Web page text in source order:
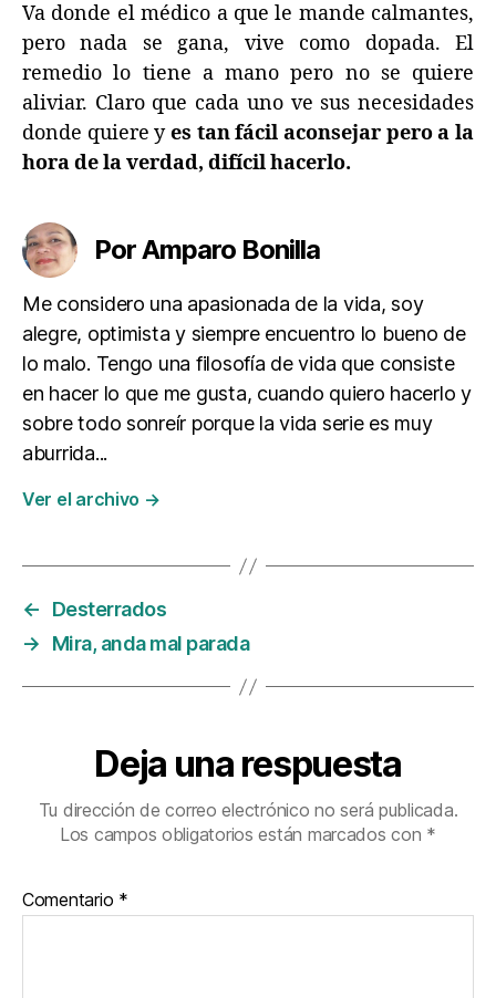
Va donde el médico a que le mande calmantes,
pero nada se gana, vive como dopada. El
remedio lo tiene a mano pero no se quiere
aliviar. Claro que cada uno ve sus necesidades
donde quiere yes tan fácil aconsejar pero a la
hora de la verdad, difícil hacerlo.
Por Amparo Bonilla
Me considero una apasionada de la vida, soy
alegre, optimista y siempre encuentro lo bueno de
lo malo. Tengo una filosofía de vida que consiste
en hacer lo que me gusta, cuando quiero hacerlo y
sobre todo sonreír porque la vida serie es muy
aburrida...
Ver el archivo →
←
Desterrados
→
Mira, anda mal parada
Deja una respuesta
Tu dirección de correo electrónico no será publicada.
Los campos obligatorios están marcados con *
Comentario *